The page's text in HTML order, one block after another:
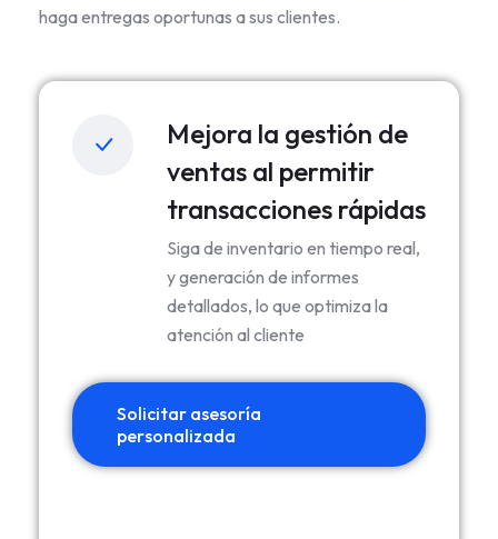
haga entregas oportunas a sus clientes.
Mejora la gestión de
ventas al permitir
transacciones rápidas
Siga de inventario en tiempo real,
y generación de informes
detallados, lo que optimiza la
atención al cliente
Solicitar asesoría
personalizada